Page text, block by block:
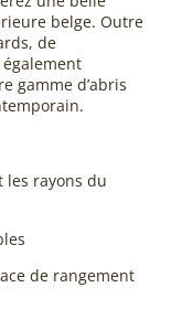
belge. Outre
de
gamme d’abris
les rayons du
de rangement